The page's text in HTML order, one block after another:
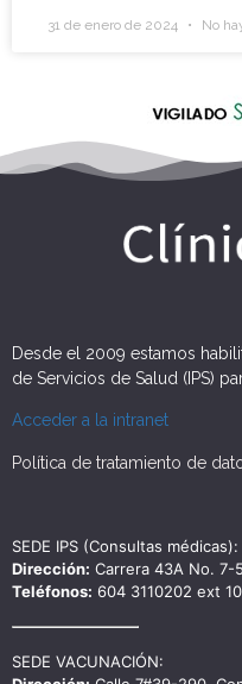
31 de enero de 2024 No
Desde el 2009 estamos
de Servicios de Salud (IPS)
Acceder a la intranet
Política de tratamiento de
SEDE IPS (Consultas médicas):
Dirección: Carrera 43A No.
Teléfonos: 604 3110202 ext
SEDE VACUNACIÓN: